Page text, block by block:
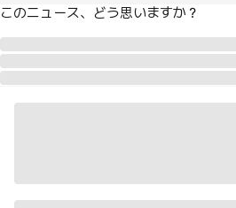
このニュース、どう思いますか？